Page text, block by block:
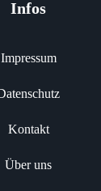
Infos
Impressum
Kontakt
Über uns